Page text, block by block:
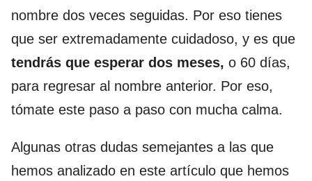
nombre dos veces seguidas. Por eso tienes
que ser extremadamente cuidadoso, y es que
tendrás que esperar dos meses, o 60 días,
para regresar al nombre anterior. Por eso,
tómate este paso a paso con mucha calma.
Algunas otras dudas semejantes a las que
hemos analizado en este artículo que hemos